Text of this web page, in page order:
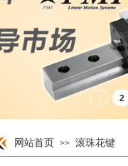
网站首页 >> 滚珠花键